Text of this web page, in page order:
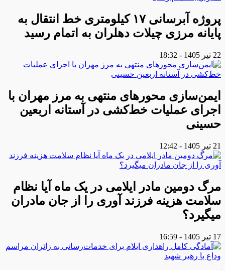
پروژه آبرسانی ۱۷ کیلومتری خط انتقال به
پایانه مرزی چیلات دهلران به اتمام رسید
22 تیر 1405 - 18:32
ایمن‌سازی محورهای منتهی به مرز مهران با
اجرای عملیات خط‌کشی در آستانه اربعین
حسینی
21 تیر 1405 - 12:42
مرگ دومین مادر ایلامی در یک ماه آیا نظام
سلامت هزینه فرزند آوری را از جان مادران
میگیرد؟
17 تیر 1405 - 16:59